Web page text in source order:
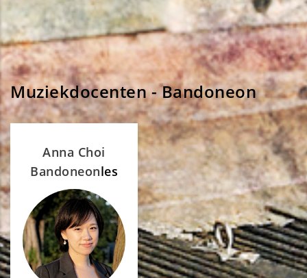
Muziekdocenten - Bandoneon
Anna Choi
Bandoneonles